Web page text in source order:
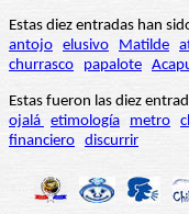
Estas diez entradas han
antojo elusivo Matilde
churrasco
papalote
Estas fueron las diez
ojalá etimología metro
financiero discurrir